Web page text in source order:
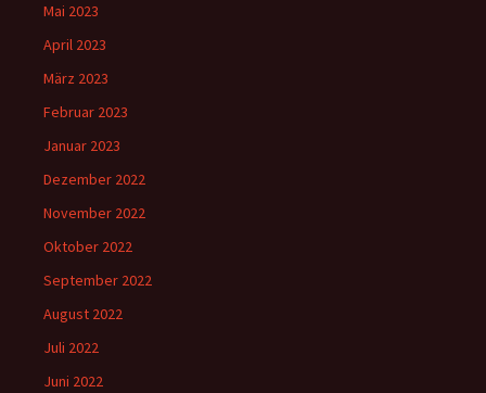
Mai 2023
April 2023
März 2023
Februar 2023
Januar 2023
Dezember 2022
November 2022
Oktober 2022
September 2022
August 2022
Juli 2022
Juni 2022